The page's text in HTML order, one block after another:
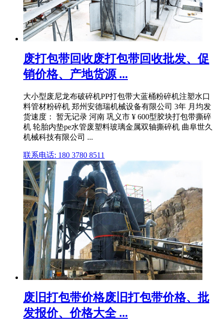
废打包带回收废打包带回收批发、促
销价格、产地货源 ...
大小型废尼龙布破碎机PP打包带大蓝桶粉碎机注塑水口
料管材粉碎机 郑州安德瑞机械设备有限公司 3年 月均发
货速度： 暂无记录 河南 巩义市 ¥ 600型胶块打包带撕碎
机 轮胎内垫pe水管废塑料玻璃金属双轴撕碎机 曲阜世久
机械科技有限公司 ...
联系电话: 180 3780 8511
废旧打包带价格废旧打包带价格、批
发报价、价格大全 ...